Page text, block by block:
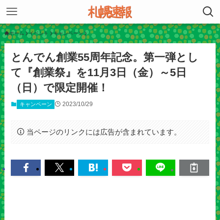
ホーム イベント キャンペーン
とんでん創業55周年記念。第一弾とし
て『創業祭』を11月3日（金）～5日
（日）で限定開催！
キャンペーン 2023/10/29
当ページのリンクには広告が含まれています。